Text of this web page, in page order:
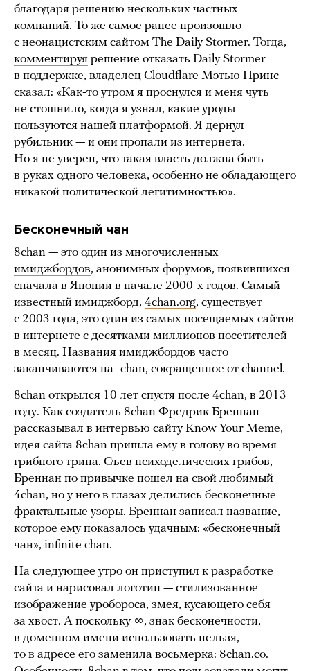
благодаря решению нескольких частных
компаний. То же самое ранее произошло
с неонацистским сайтом The Daily Stormer. Тогда,
комментируя решение отказать Daily Stormer
в поддержке, владелец Cloudflare Мэтью Принс
сказал: «Как-то утром я проснулся и меня чуть
не стошнило, когда я узнал, какие уроды
пользуются нашей платформой. Я дернул
рубильник — и они пропали из интернета.
Но я не уверен, что такая власть должна быть
в руках одного человека, особенно не обладающего
никакой политической легитимностью».
Бесконечный чан
8chan — это один из многочисленных
имиджбордов, анонимных форумов, появившихся
сначала в Японии в начале 2000-х годов. Самый
известный имиджборд, 4chan.org, существует
с 2003 года, это один из самых посещаемых сайтов
в интернете с десятками миллионов посетителей
в месяц. Названия имиджбордов часто
заканчиваются на -chan, сокращенное от channel.
8chan открылся 10 лет спустя после 4chan, в 2013
году. Как создатель 8chan Фредрик Бреннан
рассказывал в интервью сайту Know Your Meme,
идея сайта 8chan пришла ему в голову во время
грибного трипа. Съев психоделических грибов,
Бреннан по привычке пошел на свой любимый
4chan, но у него в глазах делились бесконечные
фрактальные узоры. Бреннан записал название,
которое ему показалось удачным: «бесконечный
чан», infinite chan.
На следующее утро он приступил к разработке
сайта и нарисовал логотип — стилизованное
изображение уробороса, змея, кусающего себя
за хвост. А поскольку ∞, знак бесконечности,
в доменном имени использовать нельзя,
то в адресе его заменила восьмерка: 8chan.co.